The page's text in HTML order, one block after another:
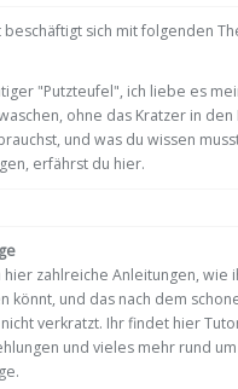
sich mit folgenden
"Putzteufel", ich liebe es
ohne das Kratzer in den
und was du wissen
erfährst du hier.
hier zahlreiche Anleitungen,
könnt, und das nach dem
verkratzt. Ihr findet hier
und vieles mehr rund